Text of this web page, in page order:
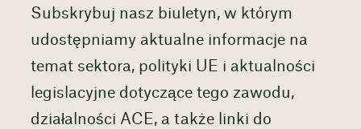
Subskrybuj nasz biuletyn, w którym
udostępniamy aktualne informacje na
temat sektora, polityki UE i aktualności
legislacyjne dotyczące tego zawodu,
działalności ACE, a także linki do